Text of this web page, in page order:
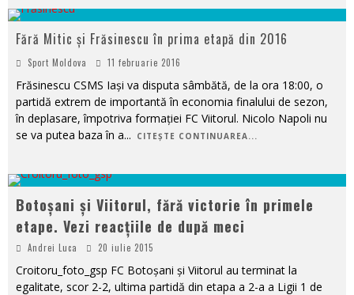
Fără Mitic și Frăsinescu în prima etapă din 2016
Sport Moldova 11 februarie 2016
Frăsinescu CSMS Iași va disputa sâmbătă, de la ora 18:00, o
partidă extrem de importantă în economia finalului de sezon,
în deplasare, împotriva formației FC Viitorul. Nicolo Napoli nu
se va putea baza în a... CITEȘTE CONTINUAREA...
Botoșani și Viitorul, fără victorie în primele
etape. Vezi reacțiile de după meci
Andrei Luca 20 iulie 2015
Croitoru_foto_gsp FC Botoșani și Viitorul au terminat la
egalitate, scor 2-2, ultima partidă din etapa a 2-a a Ligii 1 de